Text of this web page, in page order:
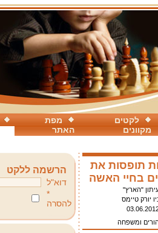
מפת
האתר
לקטים
מקוונים
תופסות את
בחיי האשה
"הארץ"
יורק טיימס
ומשפחה
הרשמה ללקט
דוא"ל
*
להסרה